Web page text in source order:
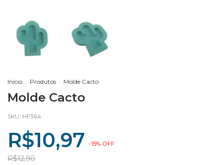
Início . Produtos . Molde Cacto
Molde Cacto
SKU: HF364
R$10,97 -15% OFF
R$12,90